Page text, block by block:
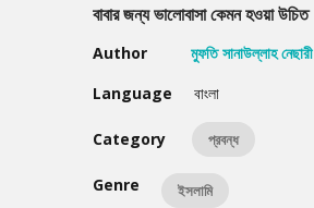
বাবার জন্য ভালোবাসা কেমন হওয়া উচিত
Author
মুফতি সানাউল্লাহ নেছারী
Language
বাংলা
Category প্রবন্ধ
Genre ইসলামি